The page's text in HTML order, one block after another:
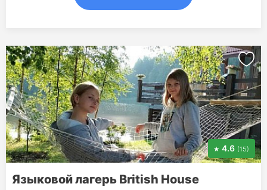
4.6 (15)
Языковой лагерь British House